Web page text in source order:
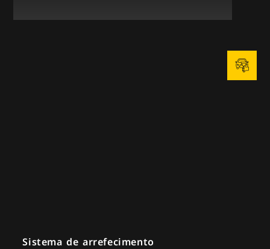
Sistema de arrefecimento